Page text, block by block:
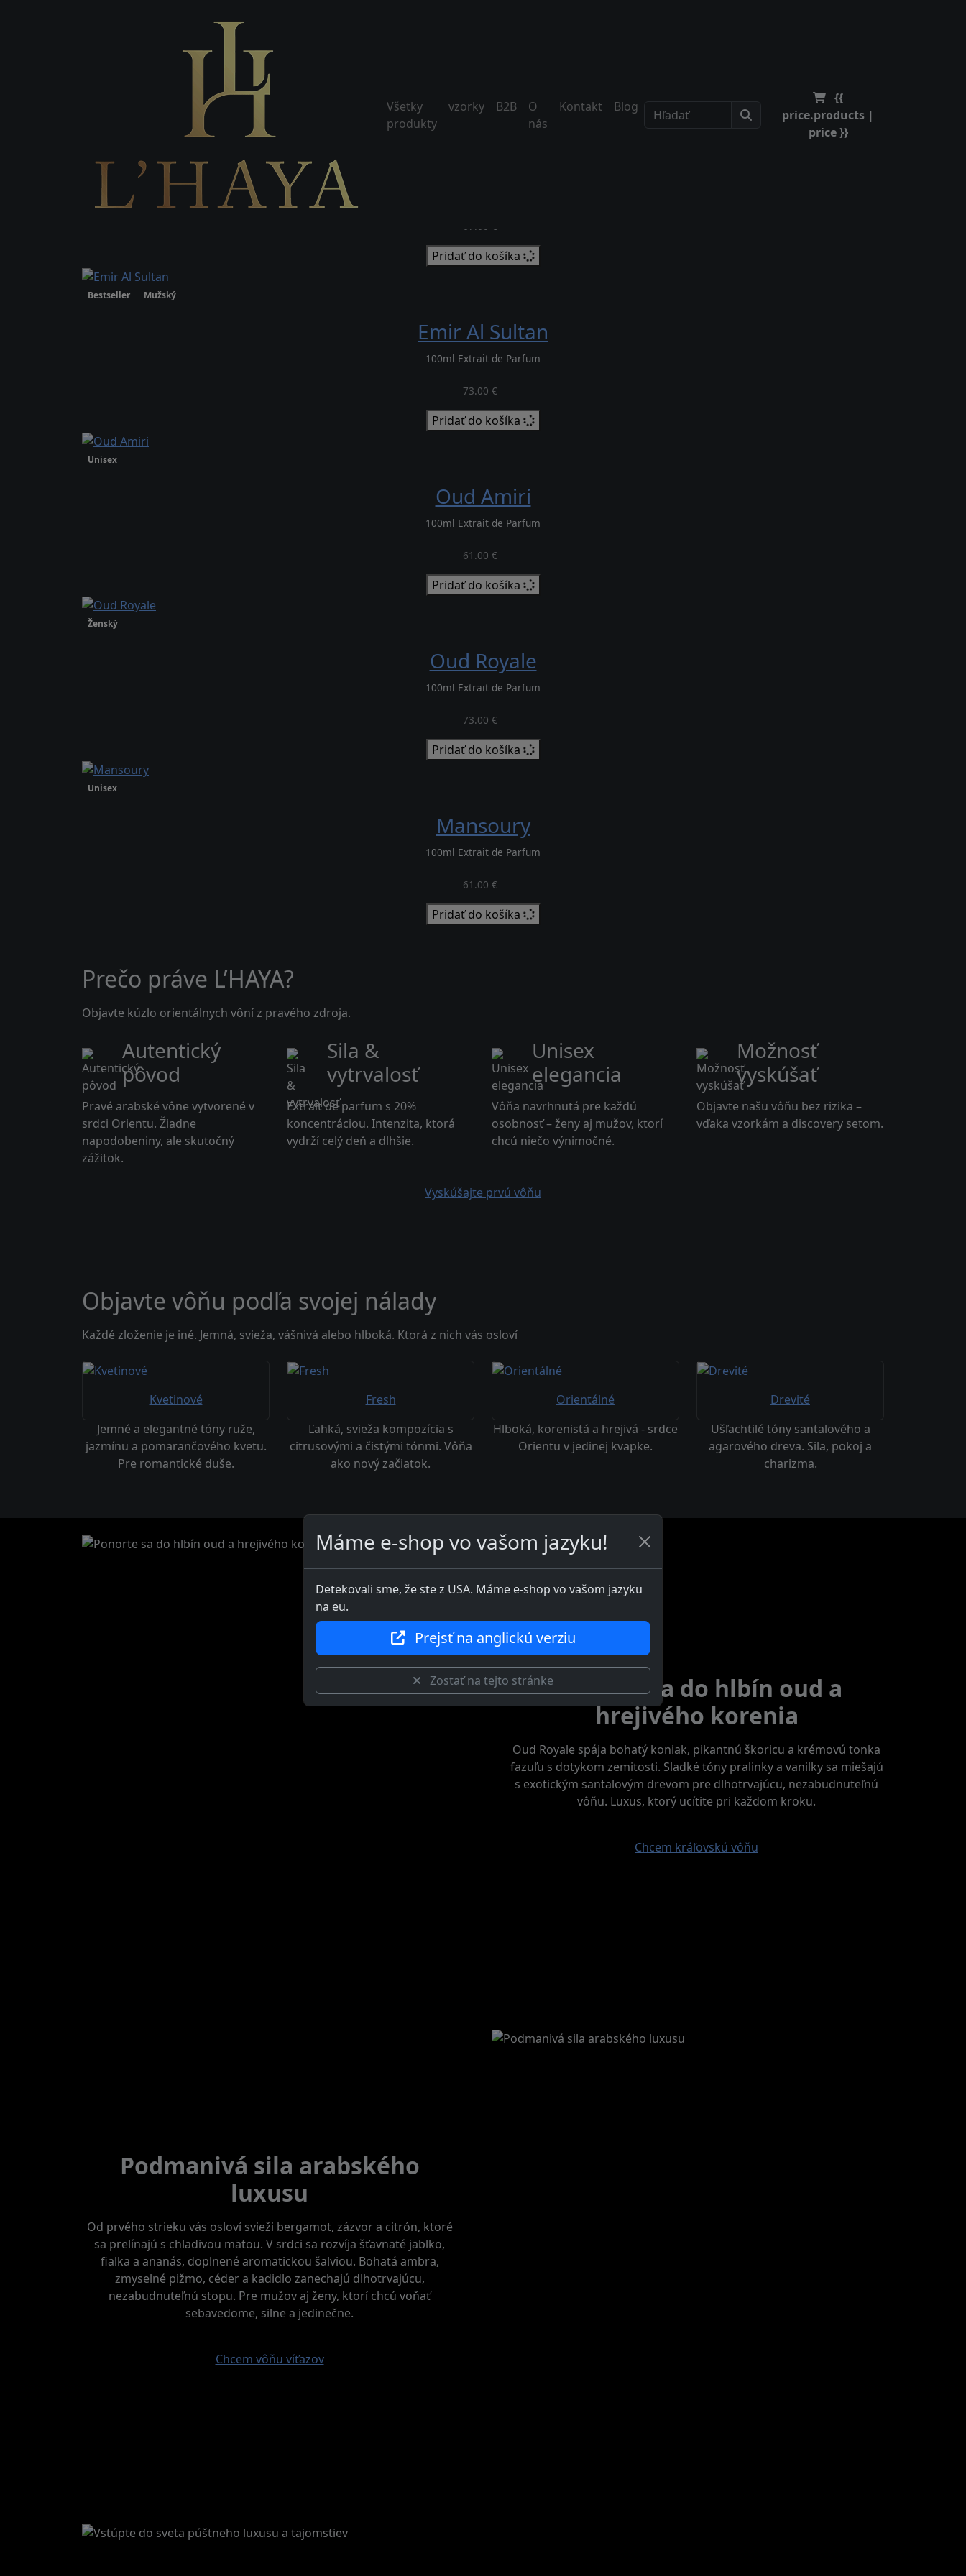
Všetky
produkty
vzorky B2B
O
nás
Kontakt Blog
{{
price.products |
price }}
Odporúčané produkty
67.00 €
Pridať do košíka
Bestseller Mužský
Emir Al Sultan
100ml Extrait de Parfum
73.00 €
Pridať do košíka
Unisex
Oud Amiri
100ml Extrait de Parfum
61.00 €
Pridať do košíka
Ženský
Oud Royale
100ml Extrait de Parfum
73.00 €
Pridať do košíka
Unisex
Mansoury
100ml Extrait de Parfum
61.00 €
Pridať do košíka
Prečo práve L’HAYA?
Objavte kúzlo orientálnych vôní z pravého zdroja.
Autentický
pôvod
Pravé arabské vône vytvorené v
srdci Orientu. Žiadne
napodobeniny, ale skutočný
zážitok.
Sila &
vytrvalosť
Extrait de parfum s 20%
koncentráciou. Intenzita, ktorá
vydrží celý deň a dlhšie.
Unisex
elegancia
Vôňa navrhnutá pre každú
osobnosť – ženy aj mužov, ktorí
chcú niečo výnimočné.
Možnosť
vyskúšať
Objavte našu vôňu bez rizika –
vďaka vzorkám a discovery setom.
Vyskúšajte prvú vôňu
Objavte vôňu podľa svojej nálady
Každé zloženie je iné. Jemná, svieža, vášnivá alebo hlboká. Ktorá z nich vás osloví
Kvetinové
Jemné a elegantné tóny ruže,
jazmínu a pomarančového kvetu.
Pre romantické duše.
Fresh
Ľahká, svieža kompozícia s
citrusovými a čistými tónmi. Vôňa
ako nový začiatok.
Orientálné
Hlboká, korenistá a hrejivá - srdce
Orientu v jedinej kvapke.
Drevité
Ušľachtilé tóny santalového a
agarového dreva. Sila, pokoj a
charizma.
Ponorte sa do hlbín oud a
hrejivého korenia
Oud Royale spája bohatý koniak, pikantnú škoricu a krémovú tonka
fazuľu s dotykom zemitosti. Sladké tóny pralinky a vanilky sa miešajú
s exotickým santalovým drevom pre dlhotrvajúcu, nezabudnuteľnú
vôňu. Luxus, ktorý ucítite pri každom kroku.
Chcem kráľovskú vôňu
Podmanivá sila arabského
luxusu
Od prvého strieku vás osloví svieži bergamot, zázvor a citrón, ktoré
sa prelínajú s chladivou mätou. V srdci sa rozvíja šťavnaté jablko,
fialka a ananás, doplnené aromatickou šalviou. Bohatá ambra,
zmyselné pižmo, céder a kadidlo zanechajú dlhotrvajúcu,
nezabudnuteľnú stopu. Pre mužov aj ženy, ktorí chcú voňať
sebavedome, silne a jedinečne.
Chcem vôňu víťazov
Máme e-shop vo vašom jazyku!
Detekovali sme, že ste z USA. Máme e-shop vo vašom jazyku
na eu.
Prejsť na anglickú verziu
Zostať na tejto stránke